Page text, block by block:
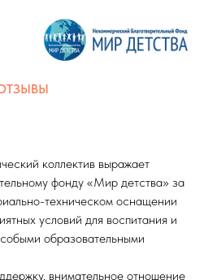
коллектив выражает
фонду «Мир детства» за
техническом оснащении
условий для воспитания и
образовательными
внимательное отношение